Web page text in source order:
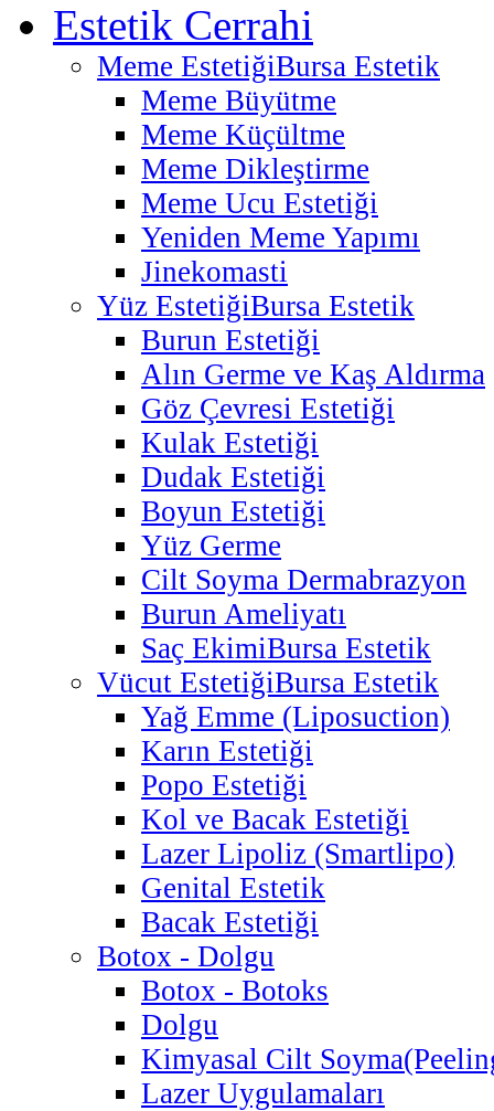
Estetik Cerrahi
Meme EstetiğiBursa Estetik
Meme Büyütme
Meme Küçültme
Meme Dikleştirme
Meme Ucu Estetiği
Yeniden Meme Yapımı
Jinekomasti
Yüz EstetiğiBursa Estetik
Burun Estetiği
Alın Germe ve Kaş Aldırma
Göz Çevresi Estetiği
Kulak Estetiği
Dudak Estetiği
Boyun Estetiği
Yüz Germe
Cilt Soyma Dermabrazyon
Burun Ameliyatı
Saç EkimiBursa Estetik
Vücut EstetiğiBursa Estetik
Yağ Emme (Liposuction)
Karın Estetiği
Popo Estetiği
Kol ve Bacak Estetiği
Lazer Lipoliz (Smartlipo)
Genital Estetik
Bacak Estetiği
Botox - Dolgu
Botox - Botoks
Dolgu
Kimyasal Cilt Soyma
Lazer Uygulamaları